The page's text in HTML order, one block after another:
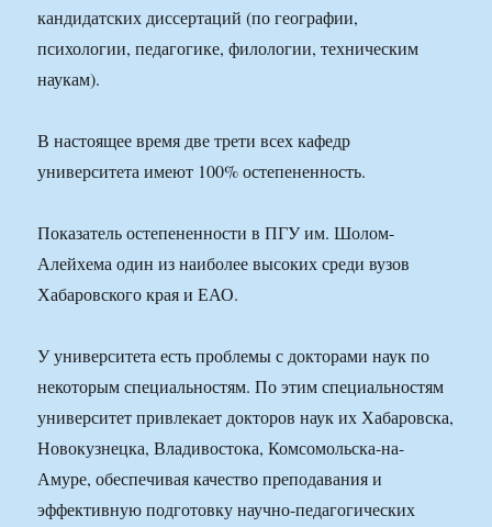
кандидатских диссертаций (по географии,
психологии, педагогике, филологии, техническим
наукам).
В настоящее время две трети всех кафедр
университета имеют 100% остепененность.
Показатель остепененности в ПГУ им. Шолом-
Алейхема один из наиболее высоких среди вузов
Хабаровского края и ЕАО.
У университета есть проблемы с докторами наук по
некоторым специальностям. По этим специальностям
университет привлекает докторов наук их Хабаровска,
Новокузнецка, Владивостока, Комсомольска-на-
Амуре, обеспечивая качество преподавания и
эффективную подготовку научно-педагогических